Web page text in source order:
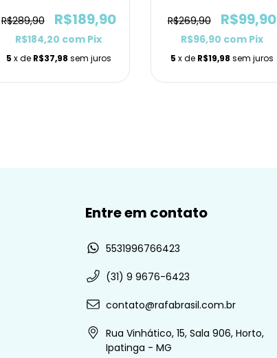
R$289,90 R$189,90
R$184,20 com Pix
5 x de R$37,98 sem juros
R$269,90 R$99,90
R$96,90 com Pix
5 x de R$19,98 sem juros
Entre em contato
5531996766423
(31) 9 9676-6423
contato@rafabrasil.com.br
Rua Vinhático, 15, Sala 906, Horto,
Ipatinga - MG